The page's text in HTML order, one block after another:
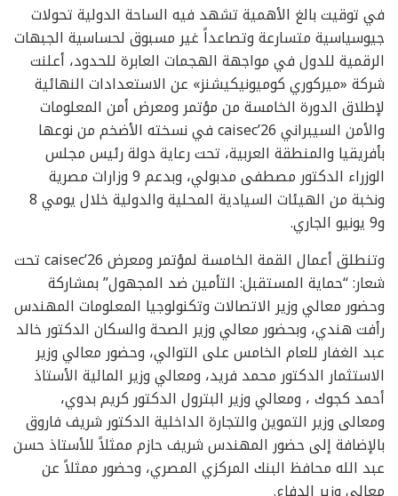
في توقيت بالغ الأهمية تشهد فيه الساحة الدولية تحولات
جيوسياسية متسارعة وتصاعداً غير مسبوق لحساسية الجبهات
الرقمية للدول في مواجهة الهجمات العابرة للحدود، أعلنت
شركة «ميركوري كوميونيكيشنز» عن الاستعدادات النهائية
لإطلاق الدورة الخامسة من مؤتمر ومعرض أمن المعلومات
والأمن السيبراني caisec’26 في نسخته الأضخم من نوعها
بأفريقيا والمنطقة العربية، تحت رعاية دولة رئيس مجلس
الوزراء الدكتور مصطفى مدبولي، وبدعم 9 وزارات مصرية
ونخبة من الهيئات السيادية المحلية والدولية خلال يومي 8
و9 يونيو الجاري.
وتنطلق أعمال القمة الخامسة لمؤتمر ومعرض caisec’26 تحت
شعار: “حماية المستقبل: التأمين ضد المجهول” بمشاركة
وحضور معالي وزير الاتصالات وتكنولوجيا المعلومات المهندس
رأفت هندي، وبحضور معالي وزير الصحة والسكان الدكتور خالد
عبد الغفار للعام الخامس على التوالي، وحضور معالي وزير
الاستثمار الدكتور محمد فريد، ومعالي وزير المالية الأستاذ
أحمد كجوك ، ومعالي وزير البترول الدكتور كريم بدوي،
ومعالى وزير التموين والتجارة الداخلية الدكتور شريف فاروق
بالإضافة إلى حضور المهندس شريف حازم ممثلاً للأستاذ حسن
عبد الله محافظ البنك المركزي المصري، وحضور ممثلاً عن